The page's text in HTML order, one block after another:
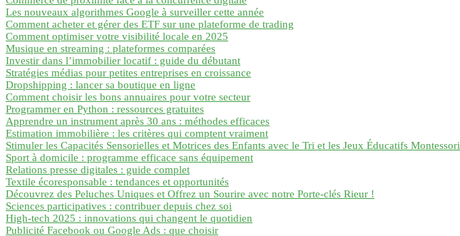
Les nouveaux algorithmes Google à surveiller cette année
Comment acheter et gérer des ETF sur une plateforme de trading
Comment optimiser votre visibilité locale en 2025
Musique en streaming : plateformes comparées
Investir dans l’immobilier locatif : guide du débutant
Stratégies médias pour petites entreprises en croissance
Dropshipping : lancer sa boutique en ligne
Comment choisir les bons annuaires pour votre secteur
Programmer en Python : ressources gratuites
Apprendre un instrument après 30 ans : méthodes efficaces
Estimation immobilière : les critères qui comptent vraiment
Stimuler les Capacités Sensorielles et Motrices des Enfants avec le Tri et les Jeux Éducatifs Montessori
Sport à domicile : programme efficace sans équipement
Relations presse digitales : guide complet
Textile écoresponsable : tendances et opportunités
Découvrez des Peluches Uniques et Offrez un Sourire avec notre Porte-clés Rieur !
Sciences participatives : contribuer depuis chez soi
High-tech 2025 : innovations qui changent le quotidien
Publicité Facebook ou Google Ads : que choisir